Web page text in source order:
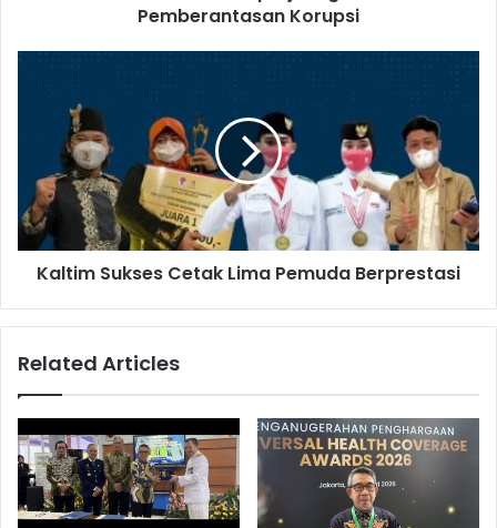
Pemberantasan Korupsi
Kaltim Sukses Cetak Lima Pemuda Berprestasi
Related Articles